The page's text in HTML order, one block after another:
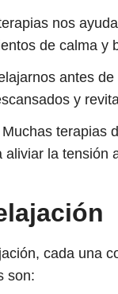
nos
de calma y
antes
y
Muchas terapias
la tensión
cada una
son: